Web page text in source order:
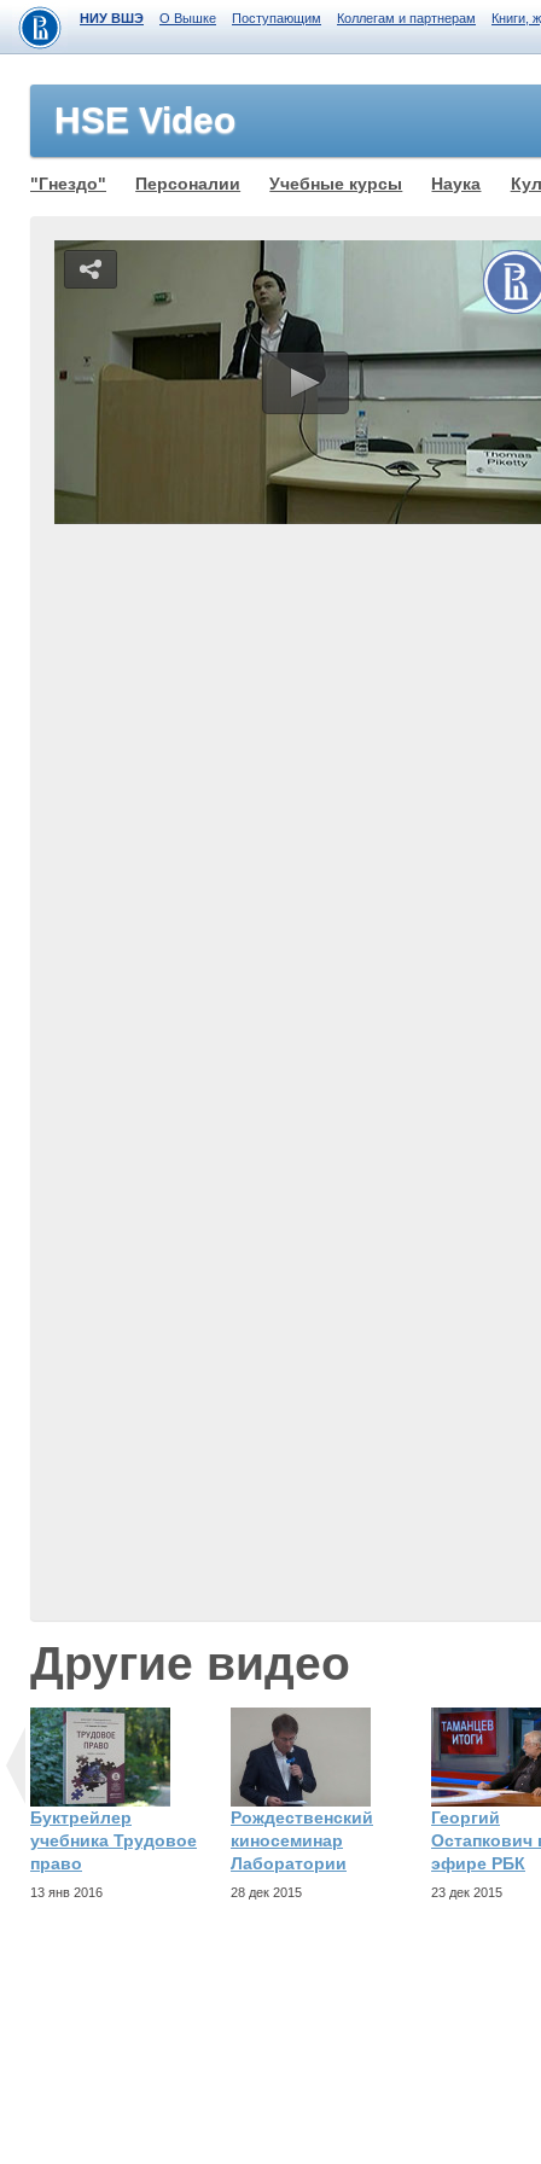
НИУ ВШЭ О Вышке Поступающим Коллегам и партнерам Книги,
HSE Video
"Гнездо" Персоналии Учебные курсы Наука
Другие видео
Буктрейлер
учебника Трудовое
право
13 янв 2016
Рождественский
киносеминар
Лаборатории
28 дек 2015
Георгий
Остапкович
эфире РБК
23 дек 2015